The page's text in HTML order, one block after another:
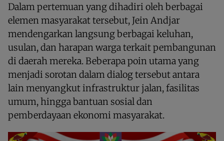
Dalam pertemuan yang dihadiri oleh berbagai
elemen masyarakat tersebut, Jein Andjar
mendengarkan langsung berbagai keluhan,
usulan, dan harapan warga terkait pembangunan
di daerah mereka. Beberapa poin utama yang
menjadi sorotan dalam dialog tersebut antara
lain menyangkut infrastruktur jalan, fasilitas
umum, hingga bantuan sosial dan
pemberdayaan ekonomi masyarakat.